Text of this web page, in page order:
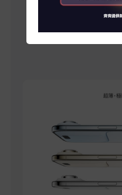
客戶資訊
聯絡我們
English